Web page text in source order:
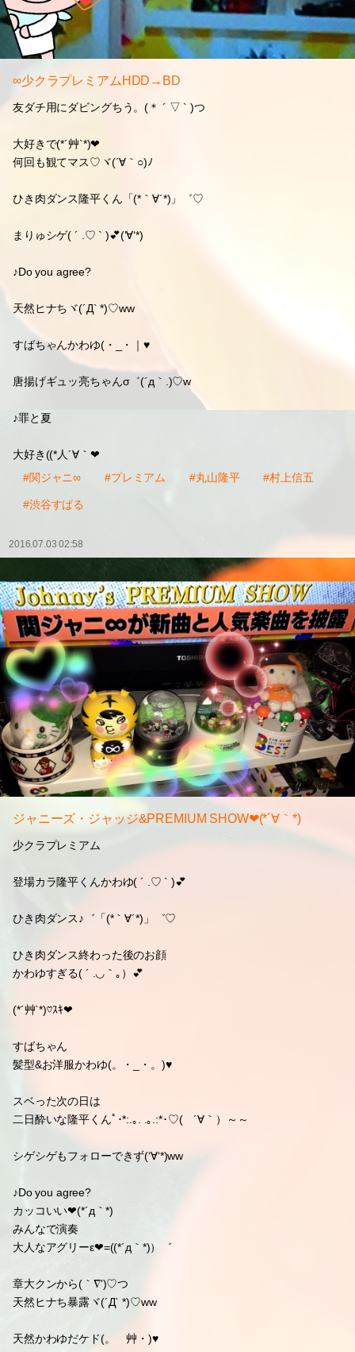
∞少クラプレミアムHDD→BD
友ダチ用にダビングちう。(＊ ´ ▽ ` )つ
大好きで(*´艸`*)❤
何回も観てマス♡ヾ(´∀｀○)ﾉ
ひき肉ダンス隆平くん「(*｀∀´*)」゛♡
まりゅシゲ( ´ .♡ ` )💕(‘∀‘*)
♪Do you agree?
天然ヒナちヾ(´Д` *)♡ww
すばちゃんかわゆ(・_・｜♥
唐揚げギュッ亮ちゃんσ゛(´д｀.)♡w
♪罪と夏
大好き((*人´∀｀❤
#関ジャニ∞
#プレミアム #丸山隆平 #村上信五
#渋谷すばる
2016.07.03 02:58
ジャニーズ・ジャッジ&PREMIUM SHOW❤(*´∀｀*)
少クラプレミアム
登場カラ隆平くんかわゆ( ´ .♡ ` )💕
ひき肉ダンス♪゛「(*｀∀´*)」゛♡
ひき肉ダンス終わった後のお顔
かわゆすぎる( ´ .◡｀｡）💕
(*´艸`*)♡ｽｷ❤
すばちゃん
髪型&お洋服かわゆ(。・_・。)♥
スベった次の日は
二日酔いな隆平くんﾟ･*:.｡. .｡.:*･♡( ´∀｀）～～
シゲシゲもフォローできず(‘∀‘*)ww
♪Do you agree?
カッコいい❤(*´д｀*)
みんなで演奏
大人なアグリーε❤=((*´д｀*)）゛
章大クンから(｀∇')♡つ
天然ヒナち暴露ヾ(´Д` *)♡ww
天然かわゆだケド(。ゝ艸・)♥